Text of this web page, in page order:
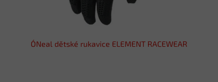
O´Neal dětské rukavice ELEMENT RACEWEAR